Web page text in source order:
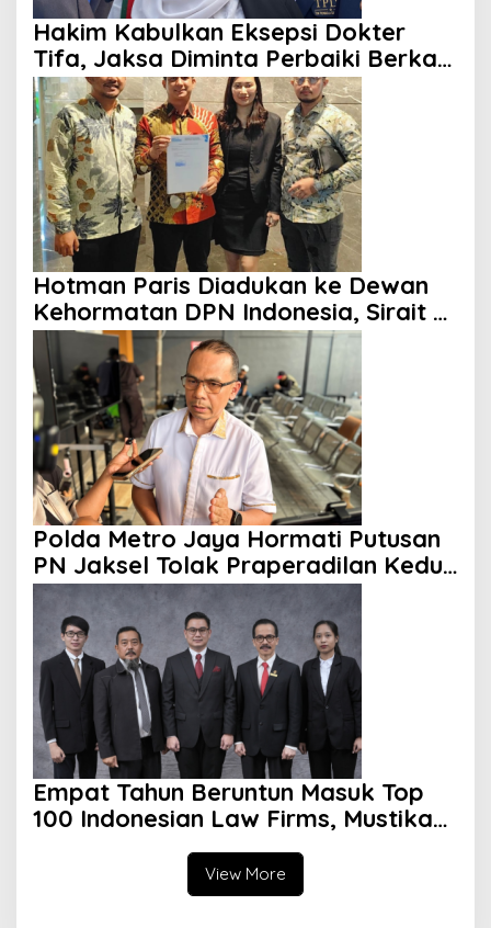
Hakim Kabulkan Eksepsi Dokter
Tifa, Jaksa Diminta Perbaiki Berkas
Perkara
Hotman Paris Diadukan ke Dewan
Kehormatan DPN Indonesia, Sirait &
Co Dampingi Insan Pers
Polda Metro Jaya Hormati Putusan
PN Jaksel Tolak Praperadilan Kedua
Roy Suryo
Empat Tahun Beruntun Masuk Top
100 Indonesian Law Firms, Mustika
Raja Law Office Perkuat Peran
sebagai Mitra Strategis Dunia Usaha
View More